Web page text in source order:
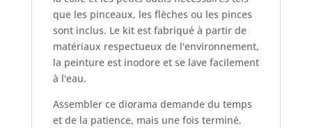
que les pinceaux, les flèches ou les pinces
sont inclus. Le kit est fabriqué à partir de
matériaux respectueux de l'environnement,
la peinture est inodore et se lave facilement
à l'eau.
Assembler ce diorama demande du temps
et de la patience, mais une fois terminé,